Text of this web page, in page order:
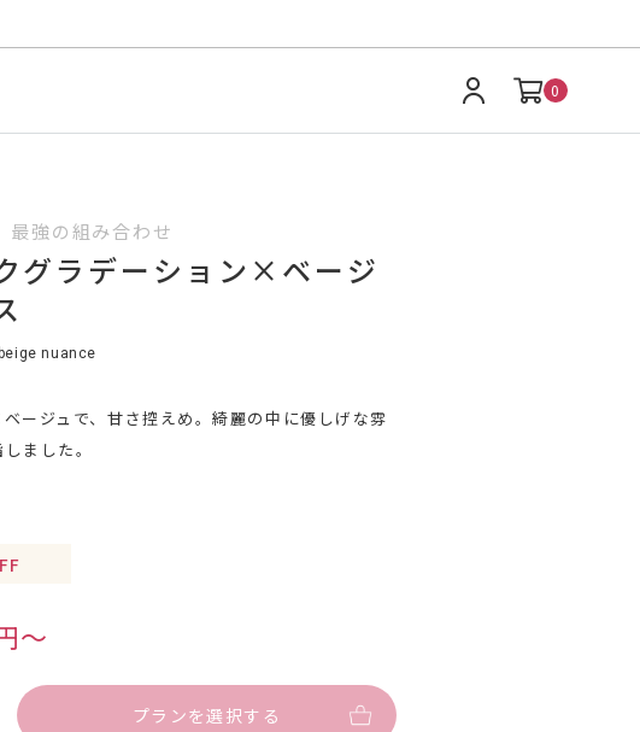
0
強の組み合わせ
グラデーション×ベージ
nuance
ージュで、甘さ控えめ。綺麗の中に優しげな雰
ました。
〜
プランを選択する